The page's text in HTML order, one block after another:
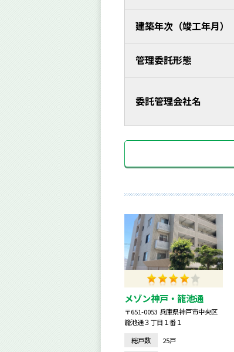
建築年次（竣工年月）
管理委託形態
委託管理会社名
メゾン神戸・籠池通
〒651-0053 兵庫県神戸市中央区
籠池通３丁目１番１
総戸数
25戸